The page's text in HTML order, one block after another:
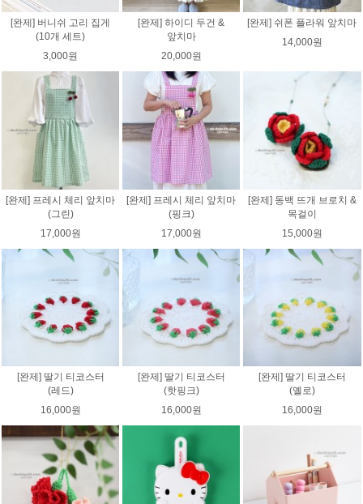
[완제] 버니쉬 고리 집게
(10개 세트)
3,000원
[완제] 하이디 두건 &
앞치마
20,000원
[완제] 쉬폰 플라워 앞치마
14,000원
[완제] 프레시 체리 앞치마
(그린)
17,000원
[완제] 프레시 체리 앞치마
(핑크)
17,000원
[완제] 동백 뜨개 브로치 &
목걸이
15,000원
[완제] 딸기 티코스터
(레드)
16,000원
[완제] 딸기 티코스터
(핫핑크)
16,000원
[완제] 딸기 티코스터
(옐로)
16,000원